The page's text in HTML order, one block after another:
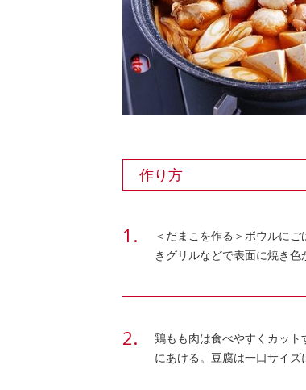
作り方
＜だまこを作る＞ボウルに
きグリルなどで表面に焼き色
鶏もも肉は食べやすくカッ
にあける。豆腐は一口サイズ